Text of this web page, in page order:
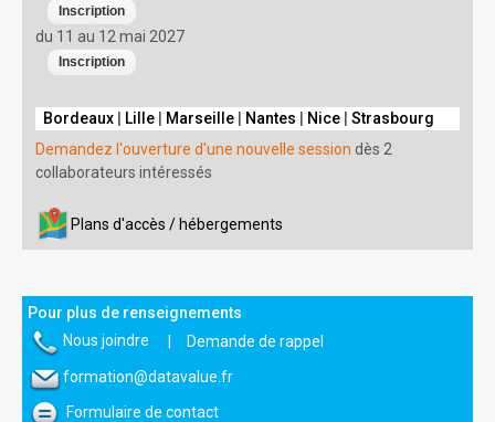
du 11 au 12 mai 2027
Bordeaux Lille Marseille Nantes Nice
Strasbourg
Demandez l'ouverture d'une nouvelle session dès 2
collaborateurs intéressés
Plans d'accès / hébergements
Pour plus de renseignements
Nous joindre | Demande de rappel
formation@datavalue.fr
Formulaire de contact